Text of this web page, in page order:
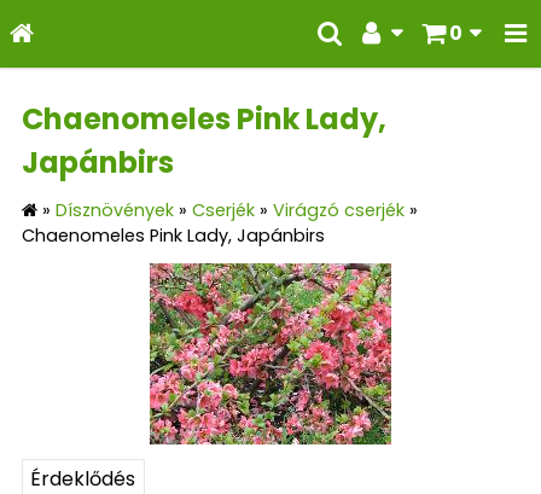
0
Chaenomeles Pink Lady,
Japánbirs
» Dísznövények » Cserjék » Virágzó cserjék »
Chaenomeles Pink Lady, Japánbirs
Érdeklődés